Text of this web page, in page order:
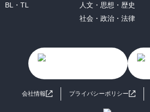
BL・TL
人文・思想・歴史
社会・政治・法律
会社情報 プライバシーポリシー